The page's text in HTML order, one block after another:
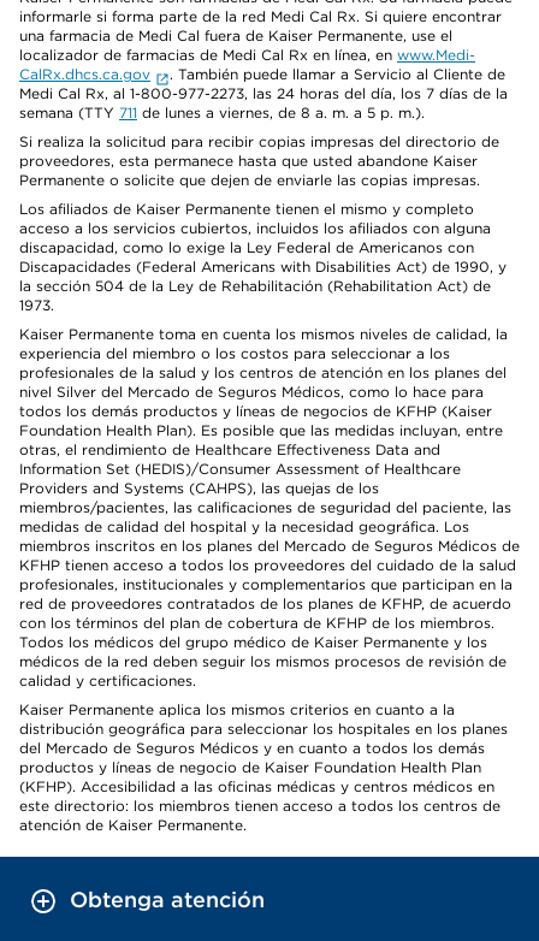
informarle si forma parte de la red Medi Cal Rx. Si quiere encontrar
una farmacia de Medi Cal fuera de Kaiser Permanente, use el
localizador de farmacias de Medi Cal Rx en línea, en www.Medi-
CalRx.dhcs.ca.gov
. También puede llamar a Servicio al Cliente de
Medi Cal Rx, al 1-800-977-2273, las 24 horas del día, los 7 días de la
semana (TTY 711 de lunes a viernes, de 8 a. m. a 5 p. m.).
Si realiza la solicitud para recibir copias impresas del directorio de
proveedores, esta permanece hasta que usted abandone Kaiser
Permanente o solicite que dejen de enviarle las copias impresas.
Los afiliados de Kaiser Permanente tienen el mismo y completo
acceso a los servicios cubiertos, incluidos los afiliados con alguna
discapacidad, como lo exige la Ley Federal de Americanos con
Discapacidades (Federal Americans with Disabilities Act) de 1990, y
la sección 504 de la Ley de Rehabilitación (Rehabilitation Act) de
1973.
Kaiser Permanente toma en cuenta los mismos niveles de calidad, la
experiencia del miembro o los costos para seleccionar a los
profesionales de la salud y los centros de atención en los planes del
nivel Silver del Mercado de Seguros Médicos, como lo hace para
todos los demás productos y líneas de negocios de KFHP (Kaiser
Foundation Health Plan). Es posible que las medidas incluyan, entre
otras, el rendimiento de Healthcare Effectiveness Data and
Information Set (HEDIS)/Consumer Assessment of Healthcare
Providers and Systems (CAHPS), las quejas de los
miembros/pacientes, las calificaciones de seguridad del paciente, las
medidas de calidad del hospital y la necesidad geográfica. Los
miembros inscritos en los planes del Mercado de Seguros Médicos de
KFHP tienen acceso a todos los proveedores del cuidado de la salud
profesionales, institucionales y complementarios que participan en la
red de proveedores contratados de los planes de KFHP, de acuerdo
con los términos del plan de cobertura de KFHP de los miembros.
Todos los médicos del grupo médico de Kaiser Permanente y los
médicos de la red deben seguir los mismos procesos de revisión de
calidad y certificaciones.
Kaiser Permanente aplica los mismos criterios en cuanto a la
distribución geográfica para seleccionar los hospitales en los planes
del Mercado de Seguros Médicos y en cuanto a todos los demás
productos y líneas de negocio de Kaiser Foundation Health Plan
(KFHP). Accesibilidad a las oficinas médicas y centros médicos en
este directorio: los miembros tienen acceso a todos los centros de
atención de Kaiser Permanente.
Obtenga atención